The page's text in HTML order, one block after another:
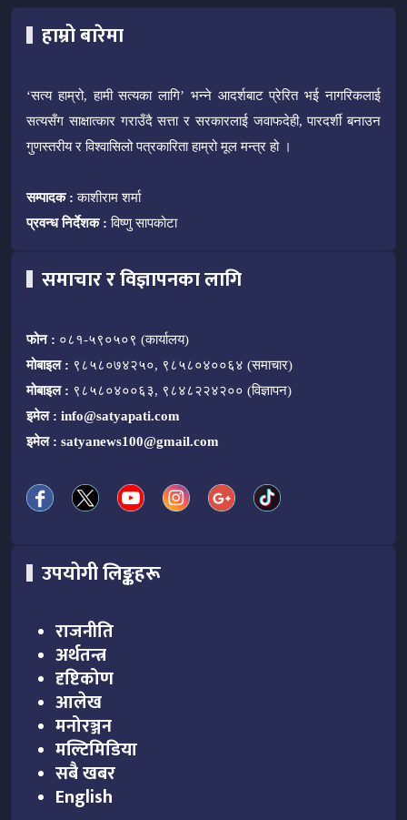
हाम्रो बारेमा
‘सत्य हाम्रो, हामी सत्यका लागि’ भन्ने आदर्शबाट प्रेरित भई नागरिकलाई
सत्यसँग साक्षात्कार गराउँदै सत्ता र सरकारलाई जवाफदेही, पारदर्शी बनाउन
गुणस्तरीय र विश्वासिलो पत्रकारिता हाम्रो मूल मन्त्र हो ।
सम्पादक : काशीराम शर्मा
प्रवन्ध निर्देशक : विष्णु सापकोटा
समाचार र विज्ञापनका लागि
फोन : ०८१-५९०५०९ (कार्यालय)
मोबाइल : ९८५८०७४२५०, ९८५८०४००६४ (समाचार)
मोबाइल : ९८५८०४००६३, ९८४८२२४२०० (विज्ञापन)
इमेल : info@satyapati.com
इमेल : satyanews100@gmail.com
उपयोगी लिङ्कहरू
राजनीति
अर्थतन्त्र
दृष्टिकोण
आलेख
मनोरञ्जन
मल्टिमिडिया
सबै खबर
English